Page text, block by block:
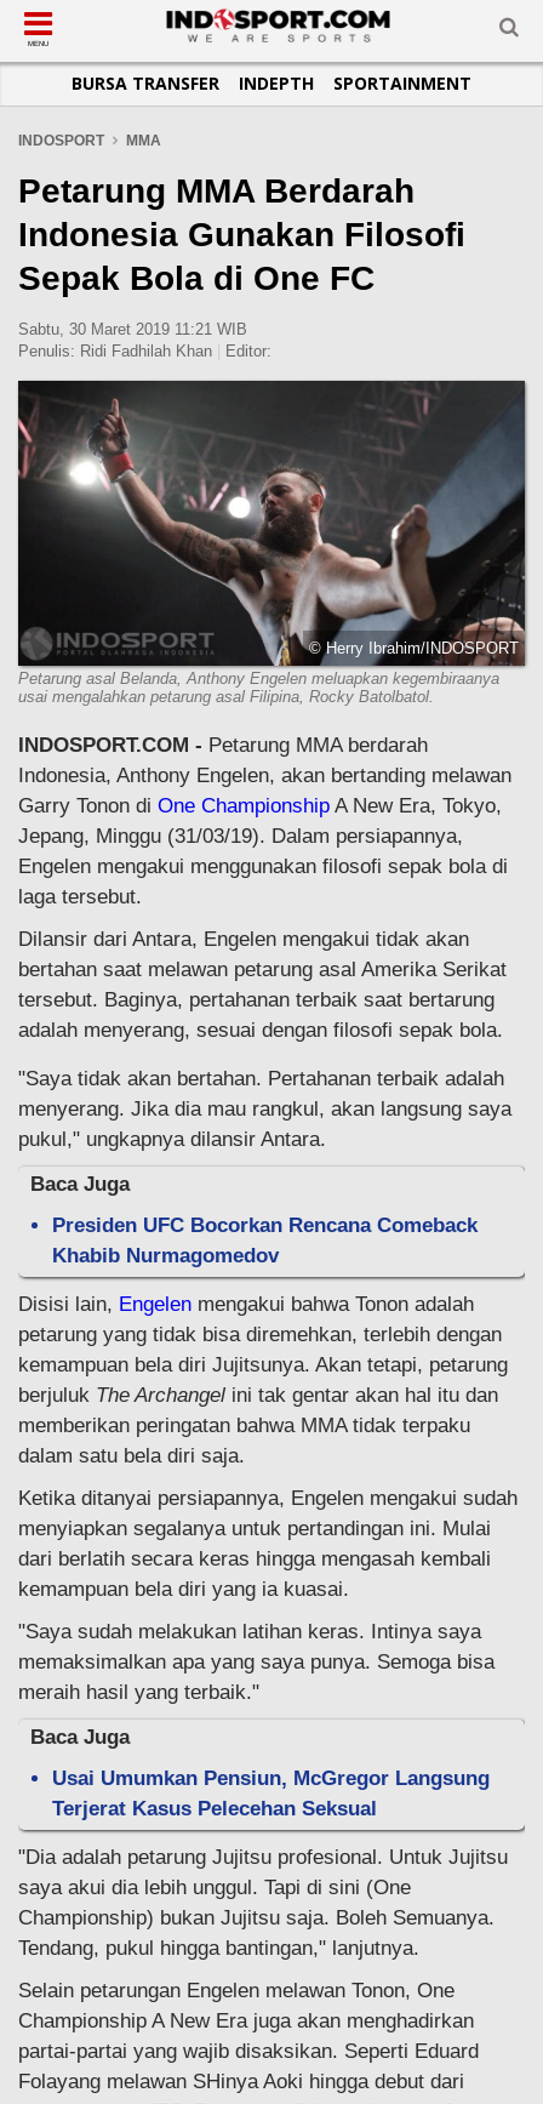
SUB-MENU
SEPAKBOLA
LIGA INGGRIS
LIGA ITALIA
LIGA SPANYOL
LIGA CHAMPIONS
LIGA PRANCIS
LIGA EUROPA
SUB-MENU
SPORTAINMENT
SUB-MENU
OTOMOTIF
OTOMANIA
SUB-MENU
BASKET
FUTSAL
OLIMPIK
E-SPORT
SUB-MENU
JADWAL
SUB-MENU
TOPIK HARI INI
INFOGRAFIS
GALERI FOTO
TEMPAT OLAHRAGA
PASUKAN SEHAT
MENU
BURSA TRANSFER INDEPTH SPORTAINMENT
INDOSPORT MMA
Petarung MMA Berdarah
Indonesia Gunakan Filosofi
Sepak Bola di One FC
Sabtu, 30 Maret 2019 11:21 WIB
Penulis: Ridi Fadhilah Khan Editor:
© Herry Ibrahim/INDOSPORT
Petarung asal Belanda, Anthony Engelen meluapkan kegembiraanya
usai mengalahkan petarung asal Filipina, Rocky Batolbatol.
INDOSPORT.COM - Petarung MMA berdarah
Indonesia, Anthony Engelen, akan bertanding melawan
Garry Tonon di One Championship A New Era, Tokyo,
Jepang, Minggu (31/03/19). Dalam persiapannya,
Engelen mengakui menggunakan filosofi sepak bola di
laga tersebut.
Dilansir dari Antara, Engelen mengakui tidak akan
bertahan saat melawan petarung asal Amerika Serikat
tersebut. Baginya, pertahanan terbaik saat bertarung
adalah menyerang, sesuai dengan filosofi sepak bola.
"Saya tidak akan bertahan. Pertahanan terbaik adalah
menyerang. Jika dia mau rangkul, akan langsung saya
pukul," ungkapnya dilansir Antara.
Baca Juga
Presiden UFC Bocorkan Rencana Comeback
Khabib Nurmagomedov
Disisi lain, Engelen mengakui bahwa Tonon adalah
petarung yang tidak bisa diremehkan, terlebih dengan
kemampuan bela diri Jujitsunya. Akan tetapi, petarung
berjuluk The Archangel ini tak gentar akan hal itu dan
memberikan peringatan bahwa MMA tidak terpaku
dalam satu bela diri saja.
Ketika ditanyai persiapannya, Engelen mengakui sudah
menyiapkan segalanya untuk pertandingan ini. Mulai
dari berlatih secara keras hingga mengasah kembali
kemampuan bela diri yang ia kuasai.
"Saya sudah melakukan latihan keras. Intinya saya
memaksimalkan apa yang saya punya. Semoga bisa
meraih hasil yang terbaik."
Baca Juga
Usai Umumkan Pensiun, McGregor Langsung
Terjerat Kasus Pelecehan Seksual
"Dia adalah petarung Jujitsu profesional. Untuk Jujitsu
saya akui dia lebih unggul. Tapi di sini (One
Championship) bukan Jujitsu saja. Boleh Semuanya.
Tendang, pukul hingga bantingan," lanjutnya.
Selain petarungan Engelen melawan Tonon, One
Championship A New Era juga akan menghadirkan
partai-partai yang wajib disaksikan. Seperti Eduard
Folayang melawan SHinya Aoki hingga debut dari